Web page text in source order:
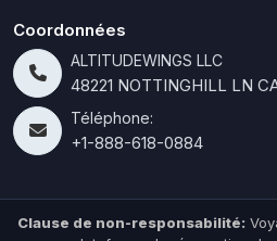
Coordonnées
ALTITUDEWINGS LLC
48221 NOTTINGHILL LN
Téléphone:
+1-888-618-0884
Clause de non-responsabilité: